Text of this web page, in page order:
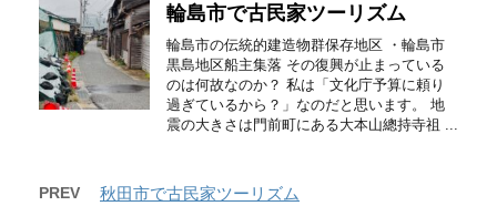
輪島市で古民家ツーリズム
輪島市の伝統的建造物群保存地区​ ・輪島市
黒島地区船主集落 その復興が止まっている
のは何故なのか？ 私は「文化庁予算に頼り
過ぎているから？」なのだと思います。 地
震の大きさは門前町にある大本山總持寺祖 ...
PREV 秋田市で古民家ツーリズム